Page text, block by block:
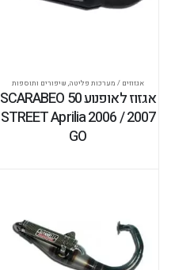
אגזוזים / מערכות פליטה, שיפורים ותוספות
אגזוז לאופנוע SCARABEO 50
STREET Aprilia 2006 / 2007
GO